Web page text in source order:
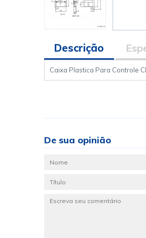
Descrição
Caixa Plastica Para Controle
De sua opinião